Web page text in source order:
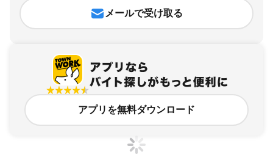
メールで受け取る
アプリを無料ダウンロード